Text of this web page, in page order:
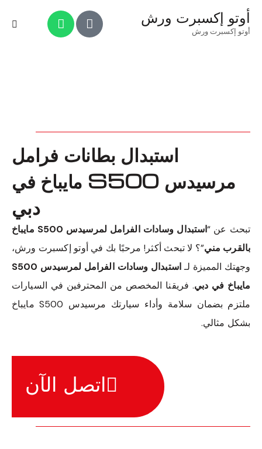
أوتو إكسبرت ورش
أوتو إكسبرت ورش
استبدال بطانات فرامل
مرسيدس S500 مايباخ في
دبي
تبحث عن “
استبدال وسادات الفرامل لمرسيدس S500 مايباخ
بالقرب مني”؟ لا تبحث أكثر! مرحبًا بك في أوتو إكسبرت ورش،
وجهتك المميزة لـ
استبدال وسادات الفرامل لمرسيدس S500
مايباخ في دبي. فريقنا المخصص من المحترفين في السيارات
ملتزم بضمان سلامة وأداء سيارتك مرسيدس S500 مايباخ
بشكل مثالي.
اتصل الآن